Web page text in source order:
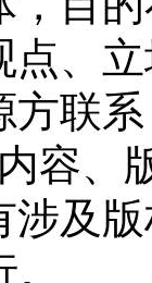
点、
方联
容、
涉及